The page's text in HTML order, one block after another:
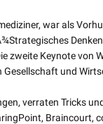
war als
zweite Keynote von
Gesellschaft und
verraten Tricks
Braincourt,